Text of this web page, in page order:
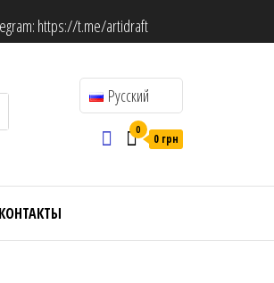
https://t.me/artidraft
Русский
0
0 грн
КОНТАКТЫ